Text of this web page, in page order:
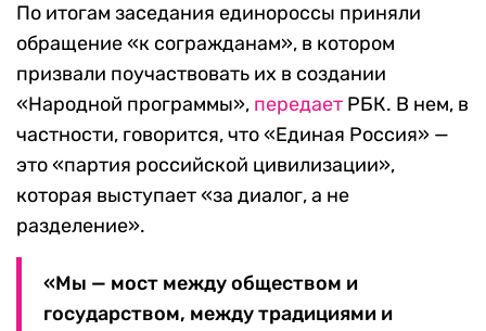
По итогам заседания единороссы приняли
обращение «к согражданам», в котором
призвали поучаствовать их в создании
«Народной программы», передает РБК. В нем, в
частности, говорится, что «Единая Россия» —
это «партия российской цивилизации»,
которая выступает «за диалог, а не
разделение».
«Мы — мост между обществом и
государством, между традициями и